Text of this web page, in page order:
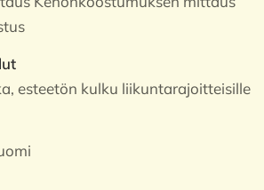
esteetön kulku liikuntarajoitteisille